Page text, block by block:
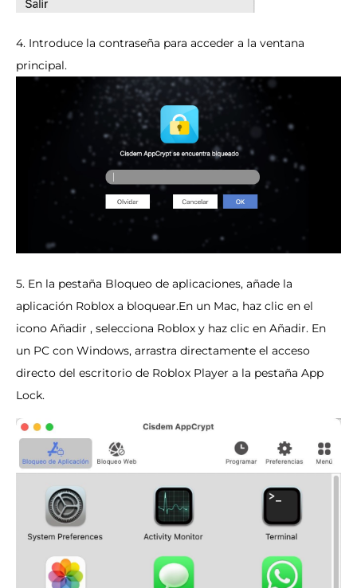
4. Introduce la contraseña para acceder a la ventana
principal.
5. En la pestaña Bloqueo de aplicaciones, añade la
aplicación Roblox a bloquear.En un Mac, haz clic en el
icono Añadir , selecciona Roblox y haz clic en Añadir. En
un PC con Windows, arrastra directamente el acceso
directo del escritorio de Roblox Player a la pestaña App
Lock.